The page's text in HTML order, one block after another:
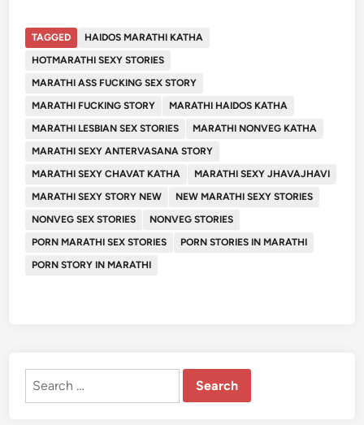
TAGGED
HAIDOS MARATHI KATHA
HOTMARATHI SEXY STORIES
MARATHI ASS FUCKING SEX STORY
MARATHI FUCKING STORY
MARATHI HAIDOS KATHA
MARATHI LESBIAN SEX STORIES
MARATHI NONVEG KATHA
MARATHI SEXY ANTERVASANA STORY
MARATHI SEXY CHAVAT KATHA
MARATHI SEXY JHAVAJHAVI
MARATHI SEXY STORY NEW
NEW MARATHI SEXY STORIES
NONVEG SEX STORIES
NONVEG STORIES
PORN MARATHI SEX STORIES
PORN STORIES IN MARATHI
PORN STORY IN MARATHI
Search